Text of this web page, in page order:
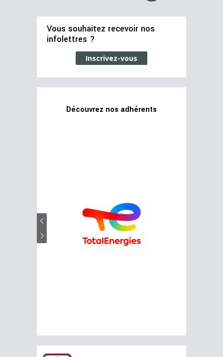
Vous souhaitez recevoir nos
infolettres ?
Inscrivez-vous
Découvrez nos adhérents